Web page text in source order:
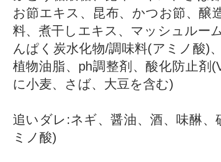
お節エキス、昆布、かつお節、醸
料、煮干しエキス、マッシュルー
んぱく炭水化物/調味料(アミノ酸)
植物油脂、ph調整剤、酸化防止剤
に小麦、さば、大豆を含む)
追いダレ:ネギ、醤油、酒、味醂、
ミノ酸)